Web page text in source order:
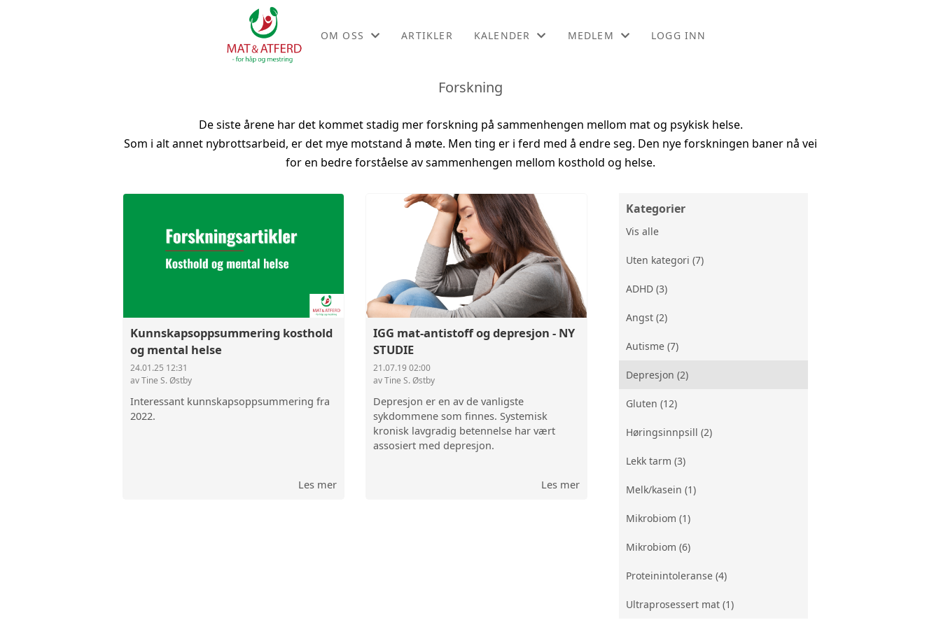
OM OSS
KONTAKT OSS
ARTIKLER KALENDER
KALENDER
LISTE
MEDLEM
MEDLEMSFORDELER
LIKEPERSONER
WEBINAROPPTAK
LOGG INN
Forskning
De siste årene har det kommet stadig mer forskning på sammenhengen mellom mat og psykisk helse.
Som i alt annet nybrottsarbeid, er det mye motstand å møte. Men ting er i ferd med å endre seg. Den nye forskningen baner nå vei
for en bedre forståelse av sammenhengen mellom kosthold og helse.
Kunnskapsoppsummering kosthold
og mental helse
24.01.25 12:31
av Tine S. Østby
Interessant kunnskapsoppsummering fra
2022.
Les mer
IGG mat-antistoff og depresjon - NY
STUDIE
21.07.19 02:00
av Tine S. Østby
Depresjon er en av de vanligste
sykdommene som finnes. Systemisk
kronisk lavgradig betennelse har vært
assosiert med depresjon.
Les mer
Kategorier
Vis alle
Uten kategori (7)
ADHD (3)
Angst (2)
Autisme (7)
Depresjon (2)
Gluten (12)
Høringsinnpsill (2)
Lekk tarm (3)
Melk/kasein (1)
Mikrobiom (1)
Mikrobiom (6)
Proteinintoleranse (4)
Ultraprosessert mat (1)